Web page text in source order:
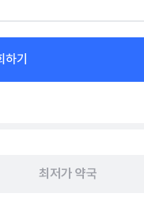
기
최저가 약국